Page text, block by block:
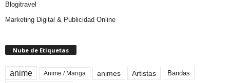
Blogitravel
Marketing Digital & Publicidad Online
Nube de Etiquetas
anime Anime / Manga animes Artistas Bandas